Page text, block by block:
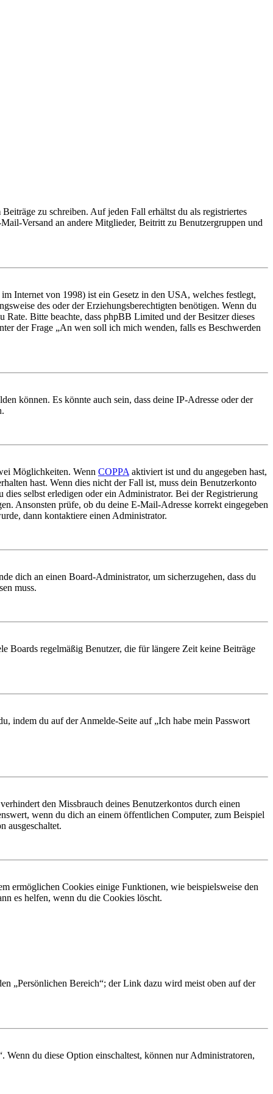
zu schreiben. Auf jeden Fall erhältst du als registriertes
Versand an andere Mitglieder, Beitritt zu Benutzergruppen und
Internet von 1998) ist ein Gesetz in den USA, welches festlegt,
des oder der Erziehungsberechtigten benötigen. Wenn du
Bitte beachte, dass phpBB Limited und der Besitzer dieses
der Frage „An wen soll ich mich wenden, falls es Beschwerden
können. Es könnte auch sein, dass deine IP-Adresse oder der
Möglichkeiten. Wenn COPPA aktiviert ist und du angegeben hast,
hast. Wenn dies nicht der Fall ist, muss dein Benutzerkonto
selbst erledigen oder ein Administrator. Bei der Registrierung
Ansonsten prüfe, ob du deine E-Mail-Adresse korrekt eingegeben
dann kontaktiere einen Administrator.
dich an einen Board-Administrator, um sicherzugehen, dass du
muss.
Boards regelmäßig Benutzer, die für längere Zeit keine Beiträge
indem du auf der Anmelde-Seite auf „Ich habe mein Passwort
den Missbrauch deines Benutzerkontos durch einen
wenn du dich an einem öffentlichen Computer, zum Beispiel
ausgeschaltet.
ermöglichen Cookies einige Funktionen, wie beispielsweise den
es helfen, wenn du die Cookies löscht.
„Persönlichen Bereich“; der Link dazu wird meist oben auf der
du diese Option einschaltest, können nur Administratoren,